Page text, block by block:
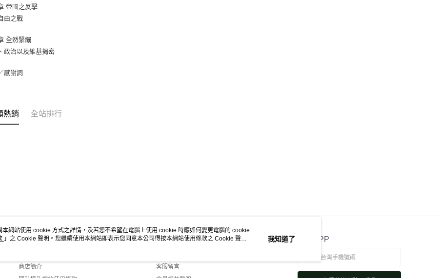
帝國之反擊
由之戰
全然緊繃
政治以及維基揭密
感謝詞
熱銷 全站排行
關於我們
商店簡介
客服資訊
客服留言
官方APP
網站使用 cookie 方式之詳情，及若您不希望在電腦上使用 cookie 時應如何變更電腦的 cookie
」之 Cookie 聲明。您繼續使用本網站即表示您同意本公司得按本網站使用條款之 Cookie 聲明
我知道了